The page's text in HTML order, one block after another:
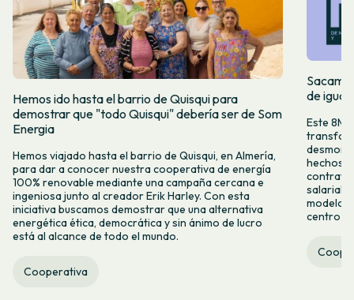
Hemos ido hasta el barrio de Quisqui para
demostrar que "todo Quisqui" debería ser de Som
Energia
Hemos viajado hasta el barrio de Quisqui, en Almería,
para dar a conocer nuestra cooperativa de energía
100% renovable mediante una campaña cercana e
ingeniosa junto al creador Erik Harley. Con esta
iniciativa buscamos demostrar que una alternativa
energética ética, democrática y sin ánimo de lucro
está al alcance de todo el mundo.
Cooperativa
de
Este 8M,
hechos y
salarial y
modelo
centro